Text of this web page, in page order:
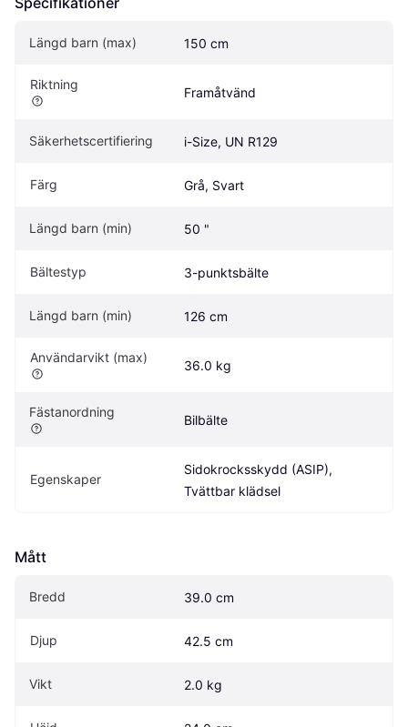
Längd barn (max) 150 cm
Riktning
Framåtvänd
Säkerhetscertifiering i-Size, UN R129
Färg Grå, Svart
Längd barn (min) 50 "
Bältestyp 3-punktsbälte
Längd barn (min) 126 cm
Användarvikt (max)
36.0 kg
Fästanordning
Bilbälte
Egenskaper
Sidokrocksskydd (ASIP),
Tvättbar klädsel
Mått
Bredd 39.0 cm
Djup 42.5 cm
Vikt 2.0 kg